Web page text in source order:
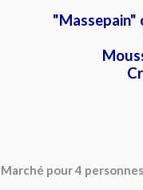
"Massepain"
Marché pour 4 personnes